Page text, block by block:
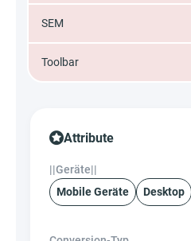
SEM
Toolbar
Attribute
||Geräte||
Mobile Geräte
Desktop